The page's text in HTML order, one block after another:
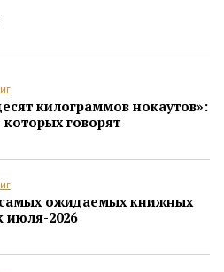
килограммов нокаутов»:
которых говорят
ожидаемых книжных
июля-2026